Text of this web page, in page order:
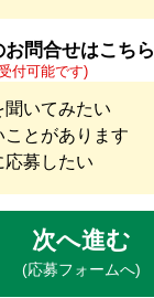
問合せはこちら
付可能です)
聞いてみたい
ことがあります
応募したい
次へ進む
(応募フォームへ)